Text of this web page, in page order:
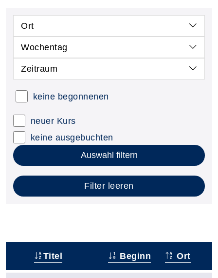
Ort
Wochentag
Zeitraum
keine begonnenen
neuer Kurs
keine ausgebuchten
Auswahl filtern
Filter leeren
Titel Beginn Ort